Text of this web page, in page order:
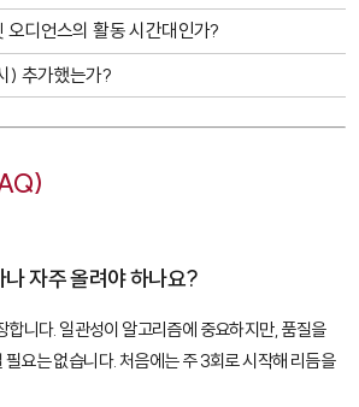
디언스의 활동 시간대인가?
) 추가했는가?
자주 올려야 하나요?
니다. 일관성이 알고리즘에 중요하지만, 품질을
요는 없습니다. 처음에는 주 3회로 시작해 리듬을